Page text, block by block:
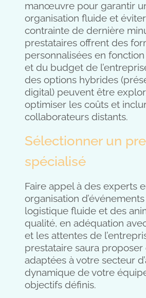
manœuvre pour garantir
organisation fluide et
contrainte de dernière
prestataires offrent des
personnalisées en
et du budget de
des options hybrides
digital) peuvent être
optimiser les coûts et
collaborateurs distants.
Sélectionner un
spécialisé
Faire appel à des experts
organisation
logistique fluide et des
qualité, en adéquation
et les attentes de
prestataire saura proposer
adaptées à votre secteur
dynamique de votre
objectifs définis.